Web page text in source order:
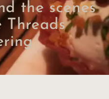
the scenes
Threads